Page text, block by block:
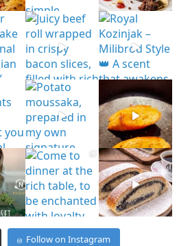
Follow on Instagram